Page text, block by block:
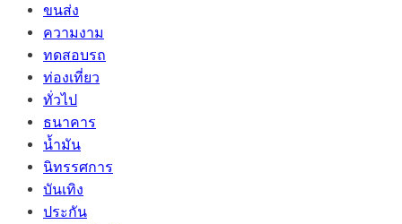
ขนส่ง
ความงาม
ทดสอบรถ
ท่องเที่ยว
ทั่วไป
ธนาคาร
น้ำมัน
นิทรรศการ
บันเทิง
ประกัน